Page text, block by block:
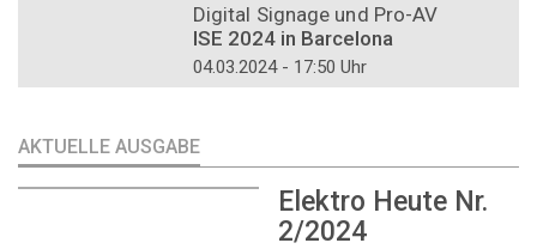
Digital Signage und Pro-AV
ISE 2024 in Barcelona
04.03.2024 - 17:50 Uhr
AKTUELLE AUSGABE
Elektro Heute Nr.
2/2024